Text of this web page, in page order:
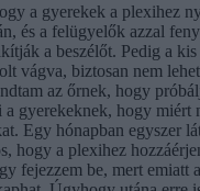
a gyerekek a plexihez
és a felügyelők azzal
a beszélőt. Pedig a
vágva, biztosan nem
az őrnek, hogy
a gyerekeknek, hogy miért
Egy hónapban egyszer
hogy a plexihez
fejezzem be, mert emiatt